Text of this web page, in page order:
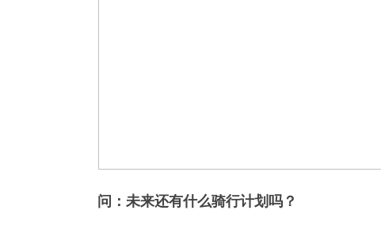
问：未来还有什么骑行计划吗？